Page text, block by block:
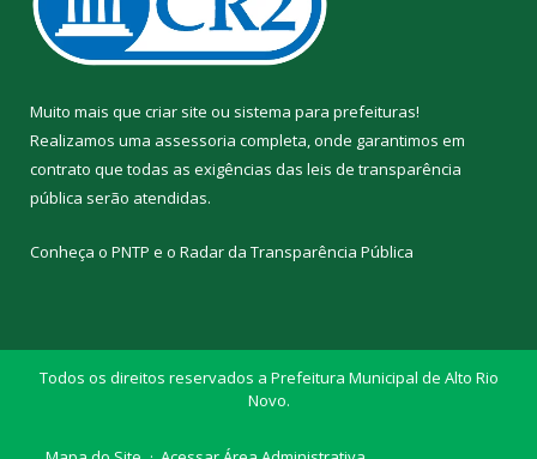
Muito mais que criar site ou sistema para prefeituras!
Realizamos uma assessoria completa, onde garantimos em
contrato que todas as exigências das leis de transparência
pública serão atendidas.
Conheça o PNTP e o Radar da Transparência Pública
Todos os direitos reservados a Prefeitura Municipal de Alto Rio
Novo.